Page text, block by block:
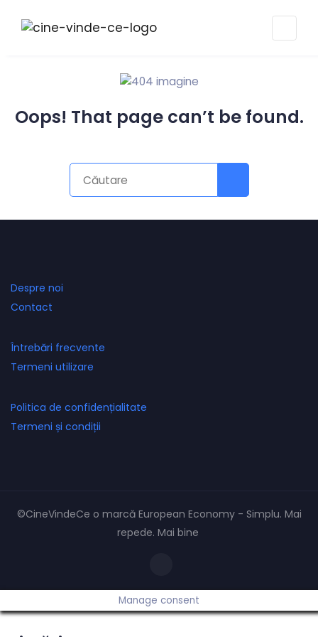
Oops! That page can’t be found.
Despre noi
Contact
Întrebări frecvente
Termeni utilizare
Politica de confidențialitate
Termeni și condiții
©CineVindeCe o marcă European Economy - Simplu. Mai
repede. Mai bine
Manage consent